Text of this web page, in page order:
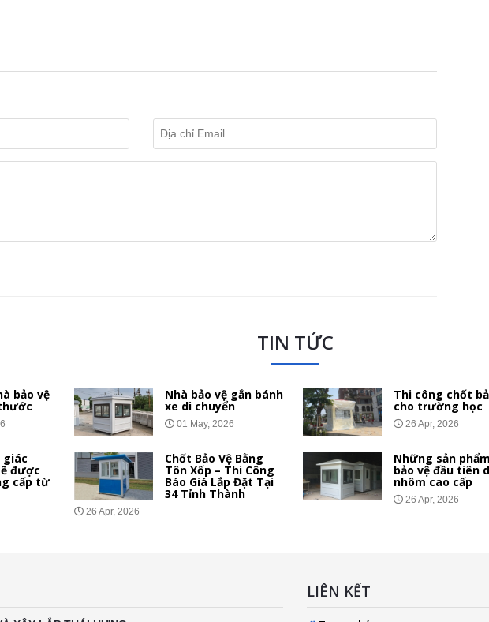
TIN TỨC
bảo vệ
giác
được
cấp từ
Nhà bảo vệ gắn bánh
xe di chuyển
01 May, 2026
Chốt Bảo Vệ Bằng
Tôn Xốp – Thi Công
Báo Giá Lắp Đặt Tại
34 Tỉnh Thành
26 Apr, 2026
Thi công chốt
cho trường học
26 Apr, 2026
Những sản
bảo vệ đầu tiên
nhôm cao cấp
26 Apr, 2026
LIÊN KẾT